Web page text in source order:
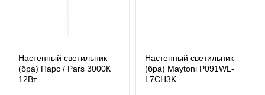
Настенный светильник
(бра) Парс / Pars 3000К
12Вт
Настенный светильник
(бра) Maytoni P091WL-
L7CH3K